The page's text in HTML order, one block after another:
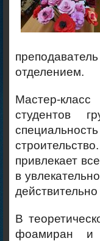
отделением.
Мастер-
студентов
привлекает
в
В
фоамиран и